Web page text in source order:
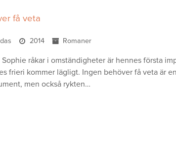
få veta
2014 Romaner
råkar i omständigheter är hennes första
frieri kommer lägligt. Ingen behöver få veta är
men också rykten…